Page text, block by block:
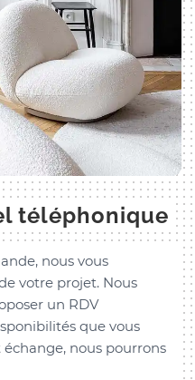
téléphonique
nous vous
votre projet. Nous
un RDV
que vous
nous pourrons